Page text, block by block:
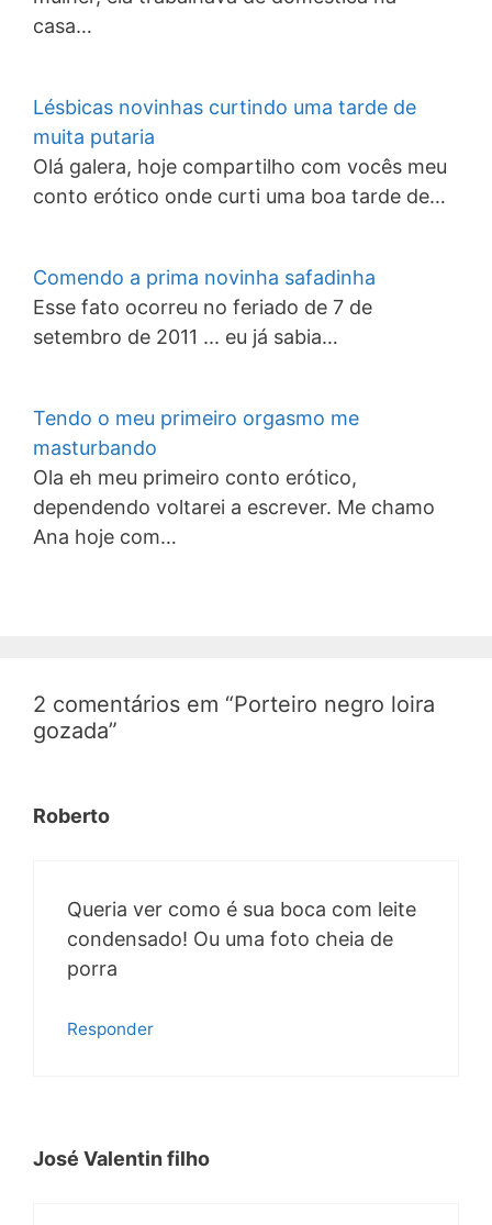
casa…
Lésbicas novinhas curtindo uma tarde de
muita putaria
Olá galera, hoje compartilho com vocês meu
conto erótico onde curti uma boa tarde de…
Comendo a prima novinha safadinha
Esse fato ocorreu no feriado de 7 de
setembro de 2011 ... eu já sabia…
Tendo o meu primeiro orgasmo me
masturbando
Ola eh meu primeiro conto erótico,
dependendo voltarei a escrever. Me chamo
Ana hoje com…
2 comentários em “Porteiro negro loira
gozada”
Roberto
Queria ver como é sua boca com leite
condensado! Ou uma foto cheia de
porra
Responder
José Valentin filho